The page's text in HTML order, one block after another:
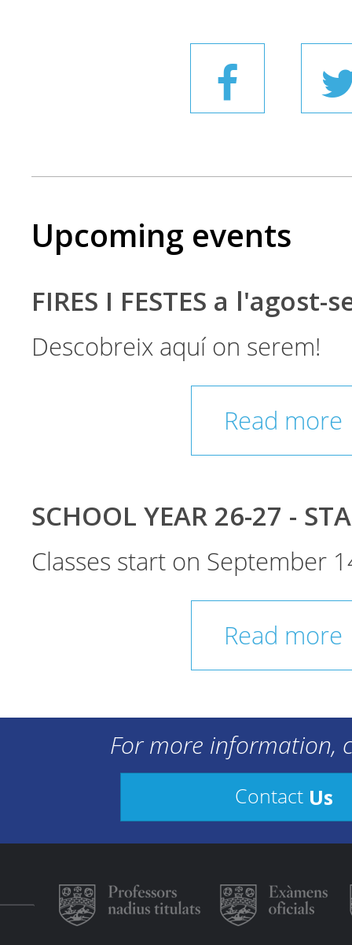
Upcoming events
FIRES I FESTES a l'agost-
Descobreix aquí on serem!
Read more
SCHOOL YEAR 26-27 -
Classes start on September
Read more
For more information,
Contact Us